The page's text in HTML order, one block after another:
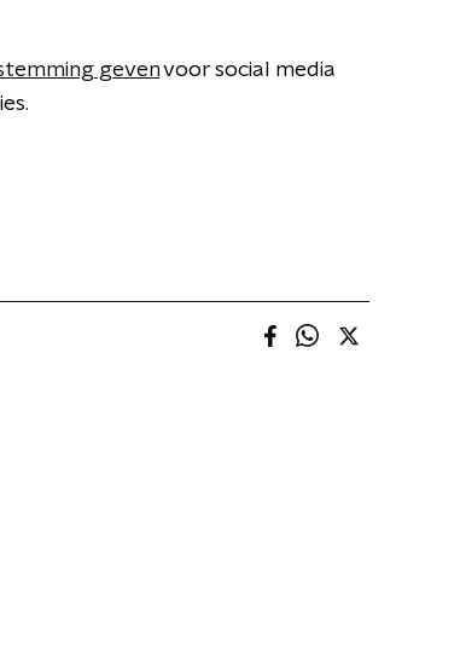
gevenvoor social media